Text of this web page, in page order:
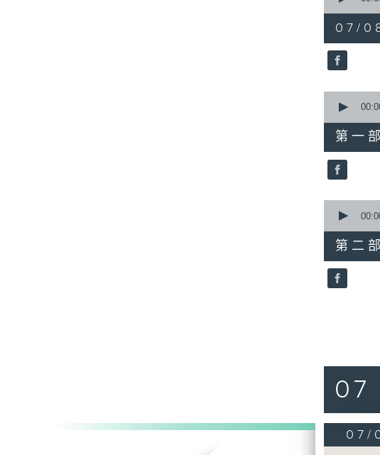
hour,
49
59
90%
07/
55
0
90%
第一
55
9
90%
第二
07
07/